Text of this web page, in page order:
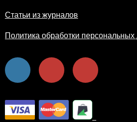
Статьи из журналов
Политика обработки